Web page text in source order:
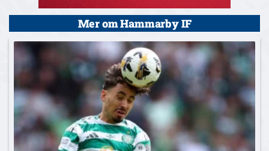
Mer om Hammarby IF